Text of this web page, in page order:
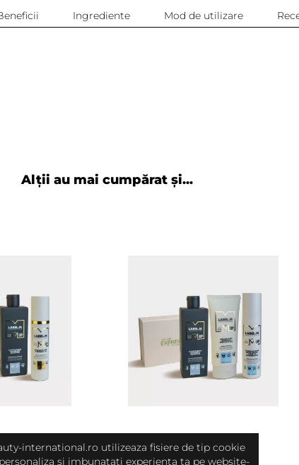
Ingrediente Mod de utilizare
Alții au mai cumpărat și...
international.ro utilizeaza fisiere de tip cookie
si imbunatati experienta ta pe website-